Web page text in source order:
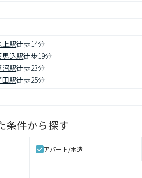
駅徒歩14分
込駅徒歩19分
駅徒歩23分
駅徒歩25分
条件から探す
アパート/木造